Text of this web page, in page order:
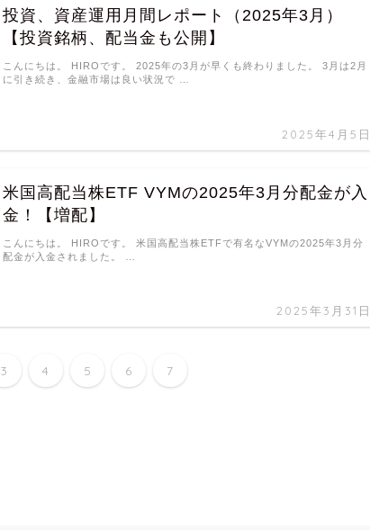
投資、資産運用月間レポート（2025年3月）
【投資銘柄、配当金も公開】
2025年4月5日
こんにちは。 HIROです。 2025年の3月が早くも終わりました。 3月は2月
に引き続き、金融市場は良い状況で …
米国高配当株ETF VYMの2025年3月分配金が入
金！【増配】
2025年3月31日
こんにちは。 HIROです。 米国高配当株ETFで有名なVYMの2025年3月分
配金が入金されました。 …
3 4 5 6 7